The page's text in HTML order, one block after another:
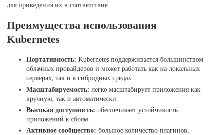
для приведения их в соответствие.
Преимущества использования
Kubernetes
Портативность: Kubernetes поддерживается большинством
облачных провайдеров и может работать как на локальных
серверах, так и в гибридных средах.
Масштабируемость: легко масштабирует приложения как
вручную, так и автоматически.
Высокая доступность: обеспечивает устойчивость
приложений к сбоям.
Активное сообщество: большое количество плагинов,